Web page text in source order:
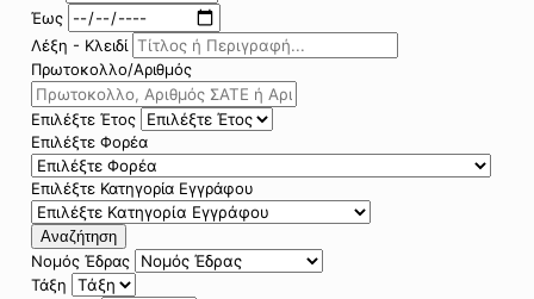
Έως
Λέξη - Κλειδί
Πρωτοκολλο/Αριθμός
Επιλέξτε Έτος
Επιλέξτε Φορέα
Επιλέξτε Κατηγορία Εγγράφου
Αναζήτηση
Νομός Έδρας
Τάξη